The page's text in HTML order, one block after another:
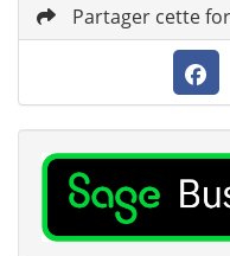
Partager cette